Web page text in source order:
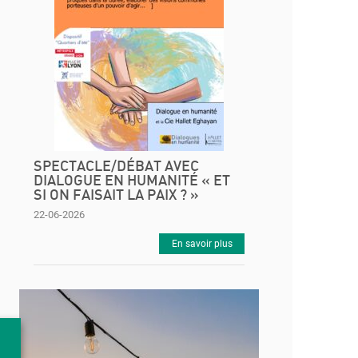
SPECTACLE/DÉBAT AVEC
DIALOGUE EN HUMANITÉ « ET
SI ON FAISAIT LA PAIX ? »
22-06-2026
En savoir plus